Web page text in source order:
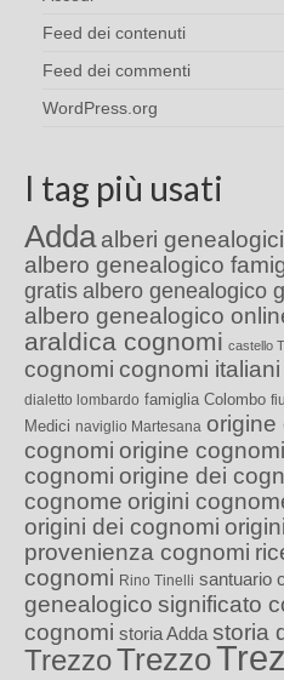
Feed dei contenuti
Feed dei commenti
WordPress.org
I tag più usati
Adda alberi genealogici
albero genealogico
gratis albero genealogico
albero genealogico
araldica cognomi castello
cognomi cognomi italiani
dialetto lombardo famiglia Colombo
Medici naviglio Martesana origine
cognomi origine
cognomi origine dei
cognome origini
origini dei cognomi
provenienza cognomi
cognomi Rino Tinelli santuario
genealogico significato
cognomi storia Adda storia
TrezzoTrezzo